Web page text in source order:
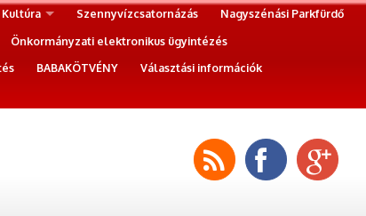
Kultúra Szennyvízcsatornázás
Nagyszénási Parkfürdő
Önkormányzati elektronikus ügyintézés
BABAKÖTVÉNY
Választási információk